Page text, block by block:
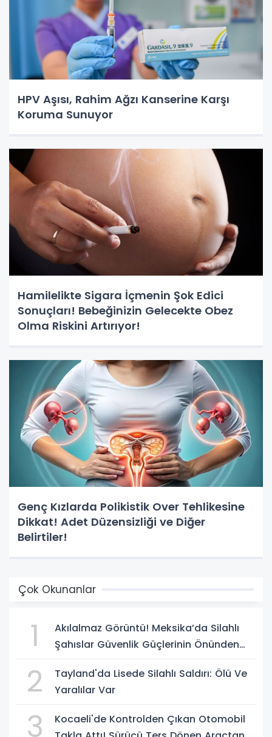
HPV Aşısı, Rahim Ağzı Kanserine Karşı
Koruma Sunuyor
Hamilelikte Sigara İçmenin Şok Edici
Sonuçları! Bebeğinizin Gelecekte Obez
Olma Riskini Artırıyor!
Genç Kızlarda Polikistik Over Tehlikesine
Dikkat! Adet Düzensizliği ve Diğer
Belirtiler!
Çok Okunanlar
1
Akılalmaz Görüntü! Meksika’da Silahlı
Şahıslar Güvenlik Güçlerinin Önünden
2
Tayland'da Lisede Silahlı Saldırı: Ölü Ve
Yaralılar Var
3
Kocaeli'de Kontrolden Çıkan Otomobil